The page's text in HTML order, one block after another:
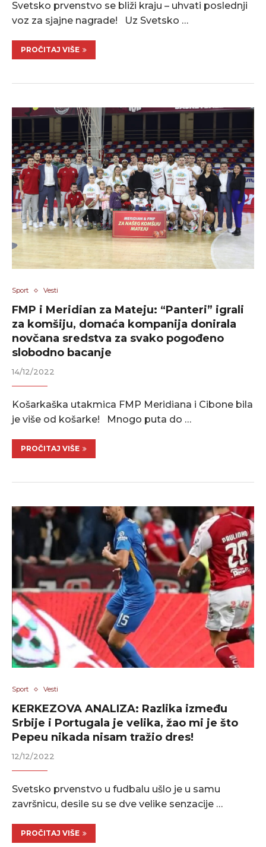
Svetsko prvenstvo se bliži kraju – uhvati poslednji
voz za sjajne nagrade! Uz Svetsko …
PROČITAJ VIŠE
Sport Vesti
FMP i Meridian za Mateju: “Panteri” igrali
za komšiju, domaća kompanija donirala
novčana sredstva za svako pogođeno
slobodno bacanje
14/12/2022
Košarkaška utakmica FMP Meridiana i Cibone bila
je više od košarke! Mnogo puta do …
PROČITAJ VIŠE
Sport Vesti
KERKEZOVA ANALIZA: Razlika između
Srbije i Portugala je velika, žao mi je što
Pepeu nikada nisam tražio dres!
12/12/2022
Svetsko prvenstvo u fudbalu ušlo je u samu
završnicu, desile su se dve velike senzacije …
PROČITAJ VIŠE